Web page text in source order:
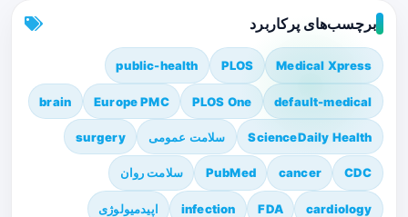
برچسب‌های پرکاربرد
Medical Xpress
PLOS
public-health
default-medical
PLOS One
Europe PMC
brain
ScienceDaily Health سلامت عمومی surgery
CDC
cancer
PubMed سلامت روان
cardiology
FDA
infection اپیدمیولوژی